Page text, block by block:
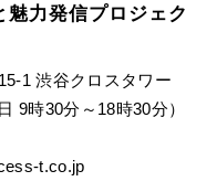
力発信プロジェク
1 渋谷クロスタワー
9時30分～18時30分）
t.co.jp